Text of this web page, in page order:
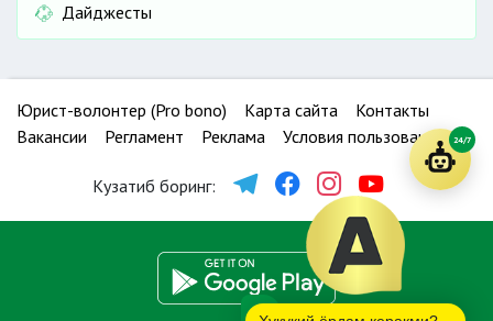
Дайджесты
Юрист-волонтер (Pro bono) Карта сайта
Контакты
Вакансии
Регламент Реклама Условия пользования
Кузатиб боринг:
24/7